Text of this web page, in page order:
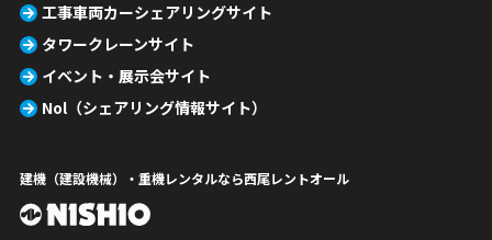
工事車両カーシェアリングサイト
タワークレーンサイト
イベント・展示会サイト
Nol（シェアリング情報サイト）
建機（建設機械）・重機レンタルなら西尾レントオール